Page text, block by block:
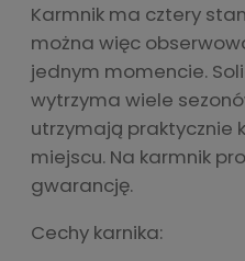
Karmnik ma cztery
można więc
jednym momencie.
wytrzyma wiele
utrzymają praktycznie
miejscu. Na karmnik
gwarancję.
Cechy karnika: